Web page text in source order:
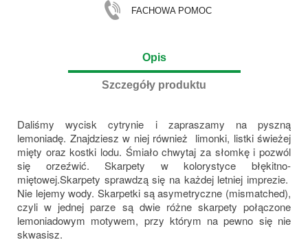
FACHOWA POMOC
Opis
Szczegóły produktu
Daliśmy wycisk cytrynie i zapraszamy na pyszną
lemoniadę. Znajdziesz w niej również limonki, listki świeżej
mięty oraz kostki lodu. Śmiało chwytaj za słomkę i pozwól
się orzeźwić. Skarpety w kolorystyce błękitno-
miętowej.Skarpety sprawdzą się na każdej letniej imprezie.
Nie lejemy wody. Skarpetki są asymetryczne (mismatched),
czyli w jednej parze są dwie różne skarpety połączone
lemoniadowym motywem, przy którym na pewno się nie
skwasisz.